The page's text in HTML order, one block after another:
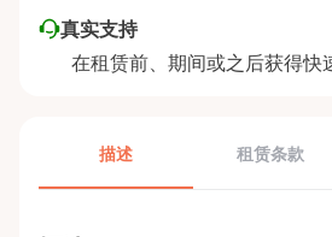
真实支持
在租赁前、期间或之后获得快
描述 租赁条款